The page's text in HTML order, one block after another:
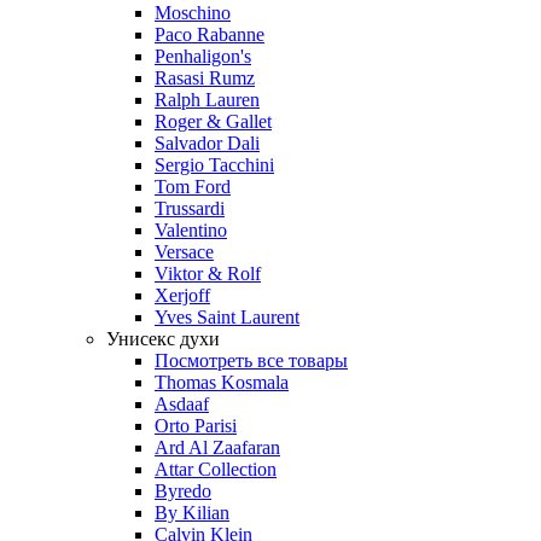
Moschino
Paco Rabanne
Penhaligon's
Rasasi Rumz
Ralph Lauren
Roger & Gallet
Salvador Dali
Sergio Tacchini
Tom Ford
Trussardi
Valentino
Versace
Viktor & Rolf
Xerjoff
Yves Saint Laurent
Унисекс духи
Посмотреть все товары
Thomas Kosmala
Asdaaf
Orto Parisi
Ard Al Zaafaran
Attar Collection
Byredo
By Kilian
Calvin Klein